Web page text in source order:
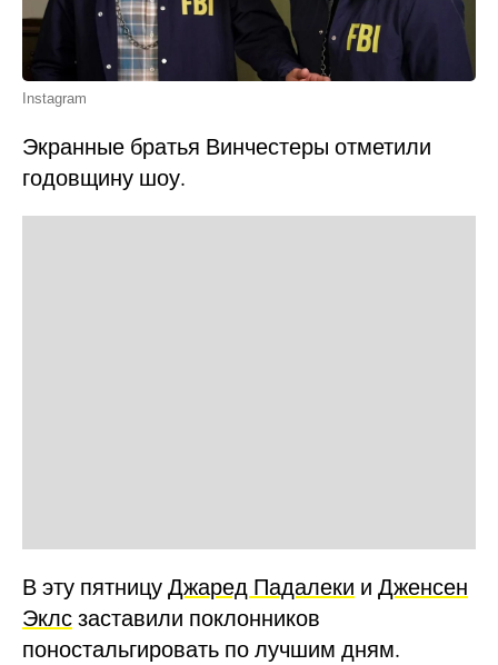
Instagram
Экранные братья Винчестеры отметили
годовщину шоу.
В эту пятницуДжаред Падалеки и Дженсен
Эклсзаставили поклонников
поностальгировать по лучшим дням.